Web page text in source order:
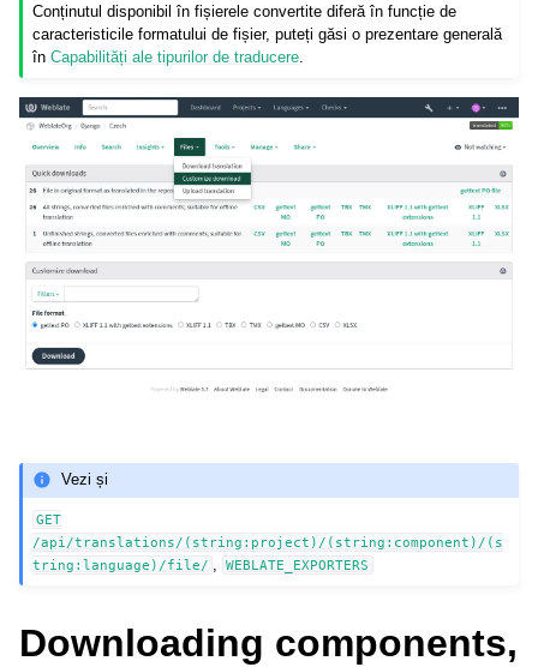
Conținutul disponibil în fișierele convertite diferă în funcție de
caracteristicile formatului de fișier, puteți găsi o prezentare generală
înCapabilități ale tipurilor de traducere
Vezi și
GET
/api/translations/(string:project)/(string:component)/(s
tring:language)/file/
WEBLATE_EXPORTERS
Downloading components,